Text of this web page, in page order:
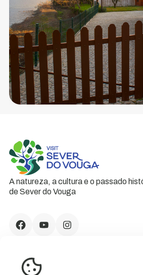
A natureza, a cultura e o passado
de Sever do Vouga